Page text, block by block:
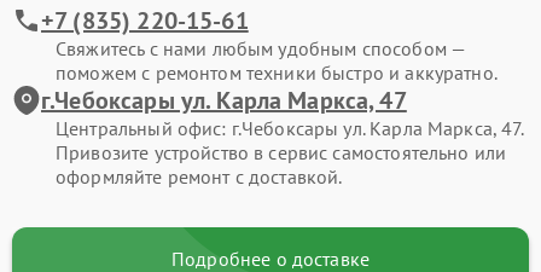
+7 (835) 220-15-61
Свяжитесь с нами любым удобным способом —
поможем с ремонтом техники быстро и аккуратно.
г.Чебоксары ул. Карла Маркса, 47
Центральный офис: г.Чебоксары ул. Карла Маркса, 47.
Привозите устройство в сервис самостоятельно или
оформляйте ремонт с доставкой.
Подробнее о доставке